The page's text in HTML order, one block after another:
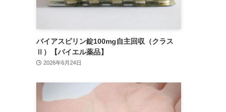
バイアスピリン錠100mg自主回収（クラス
Ⅱ）【バイエル薬品】
2026年6月24日